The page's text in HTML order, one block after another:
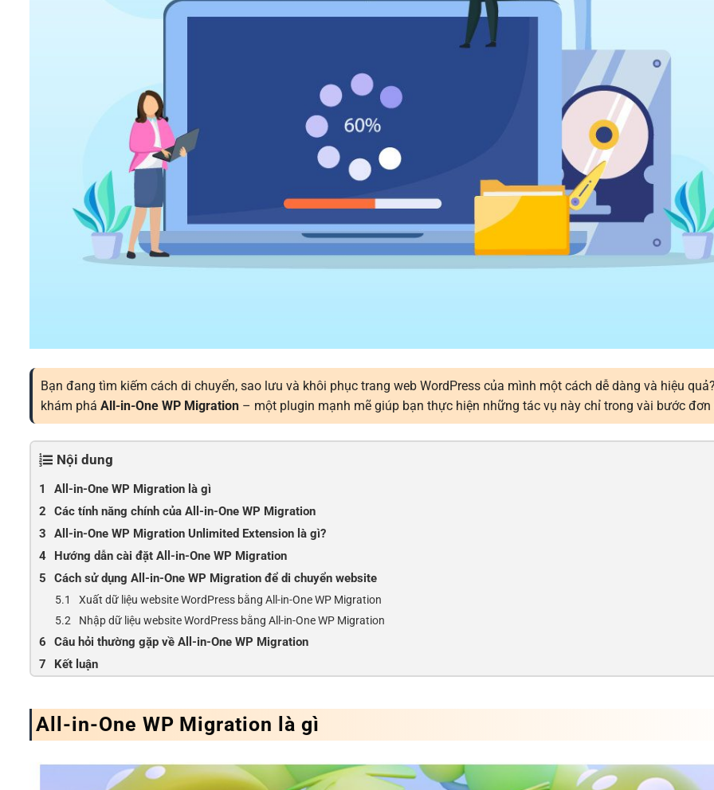
Bạn đang tìm kiếm cách di chuyển, sao lưu và khôi phục trang web WordPress của mình một cách dễ dàng và hiệu
khám phá All-in-One WP Migration – một plugin mạnh mẽ giúp bạn thực hiện những tác vụ này chỉ trong vài bước đơn
Nội dung
All-in-One WP Migration là gì
Các tính năng chính của All-in-One WP Migration
All-in-One WP Migration Unlimited Extension là gì?
Hướng dẫn cài đặt All-in-One WP Migration
Cách sử dụng All-in-One WP Migration để di chuyển website
Xuất dữ liệu website WordPress bằng All-in-One WP Migration
Nhập dữ liệu website WordPress bằng All-in-One WP Migration
Câu hỏi thường gặp về All-in-One WP Migration
Kết luận
All-in-One WP Migration là gì